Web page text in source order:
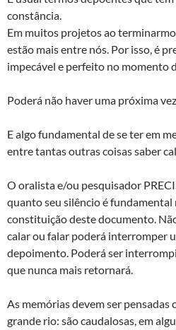
constância.
Em muitos projetos ao
estão mais entre nós. Por isso, é
impecável e perfeito no momento
Poderá não haver uma próxima
E algo fundamental de se ter em
entre tantas outras coisas saber
O oralista e/ou pesquisador
quanto seu silêncio é fundamental
constituição deste documento.
calar ou falar poderá interromper
depoimento. Poderá ser
que nunca mais retornará.
As memórias devem ser pensadas
grande rio: são caudalosas, em